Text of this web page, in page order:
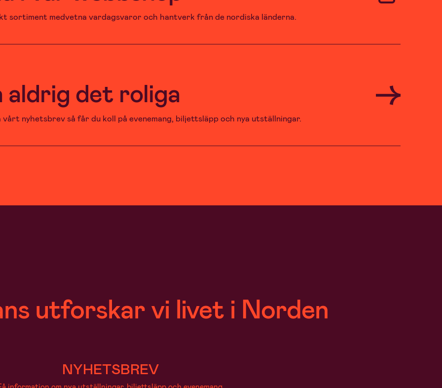
sortiment medvetna vardagsvaror och hantverk från de nordiska länderna.
aldrig det roliga
vårt nyhetsbrev så får du koll på evenemang, biljettsläpp och nya utställningar.
utforskar vi livet i Norden
NYHETSBREV